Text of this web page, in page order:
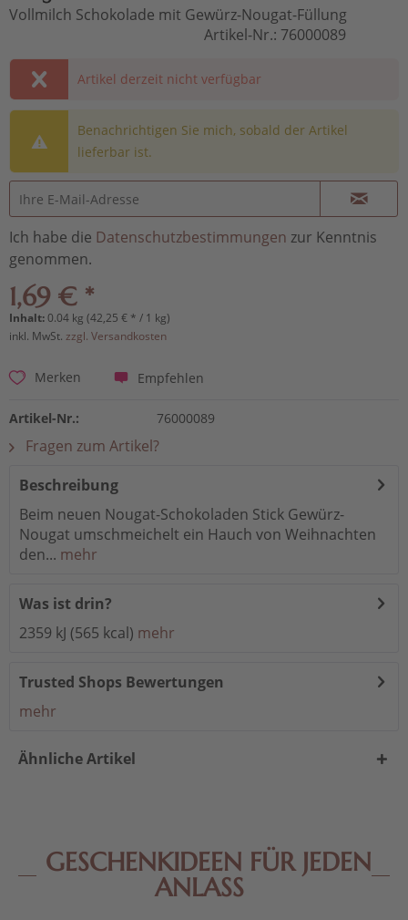
Vollmilch Schokolade mit Gewürz-Nougat-Füllung
Artikel-Nr.: 76000089
Artikel derzeit nicht verfügbar
Benachrichtigen Sie mich, sobald der Artikel
lieferbar ist.
Ich habe die Datenschutzbestimmungen zur Kenntnis
genommen.
1,69 € *
Inhalt:0.04 kg (42,25 € * / 1 kg)
inkl. MwSt. zzgl. Versandkosten
Merken Empfehlen
Artikel-Nr.: 76000089
Fragen zum Artikel?
Beschreibung
Beim neuen Nougat-Schokoladen Stick Gewürz-
Nougat umschmeichelt ein Hauch von Weihnachten
den... mehr
Was ist drin?
2359 kJ (565 kcal) mehr
Trusted Shops Bewertungen
mehr
Ähnliche Artikel
GESCHENKIDEEN FÜR JEDEN
ANLASS